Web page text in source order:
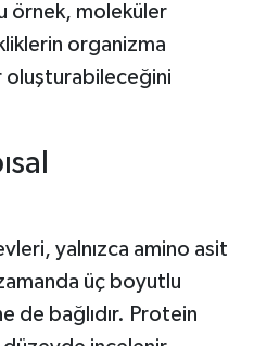
örnek, moleküler
organizma
oluşturabileceğini
yalnızca amino asit
üç boyutlu
de bağlıdır. Protein